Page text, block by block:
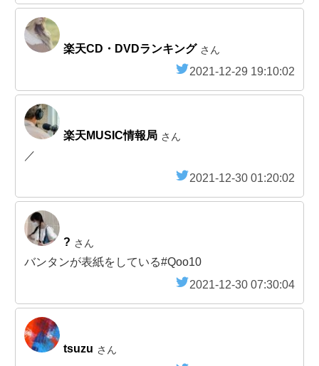
楽天CD・DVDランキング さん
2021-12-29 19:10:02
楽天MUSIC情報局 さん
／
2021-12-30 01:20:02
? さん
バンタンが表紙をしている#Qoo10
2021-12-30 07:30:04
tsuzu さん